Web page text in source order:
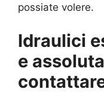
possiate volere.
Idraulici
e